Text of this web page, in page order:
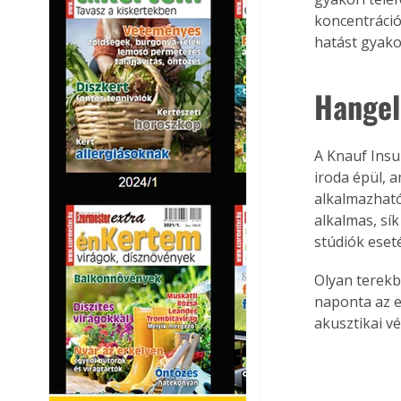
hatást
A Knauf
iroda épül,
alkalmas,
stúdiók
Olyan
naponta az
akusztikai